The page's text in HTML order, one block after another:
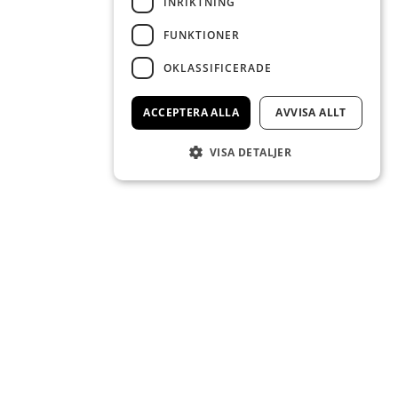
FUNKTIONER
OKLASSIFICERADE
ACCEPTERA ALLA AVVISA ALLT
VISA DETALJER